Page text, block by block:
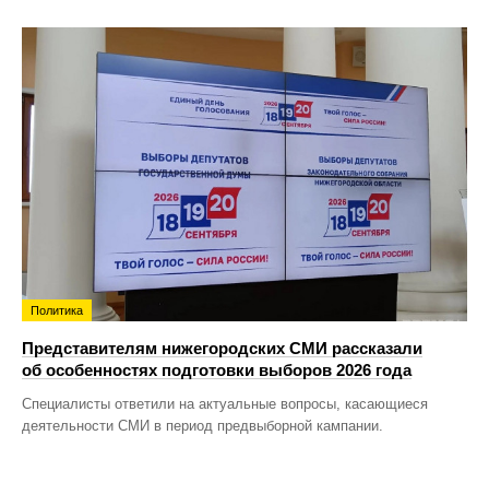
Политика
Представителям нижегородских СМИ рассказали
об особенностях подготовки выборов 2026 года
Специалисты ответили на актуальные вопросы, касающиеся
деятельности СМИ в период предвыборной кампании.